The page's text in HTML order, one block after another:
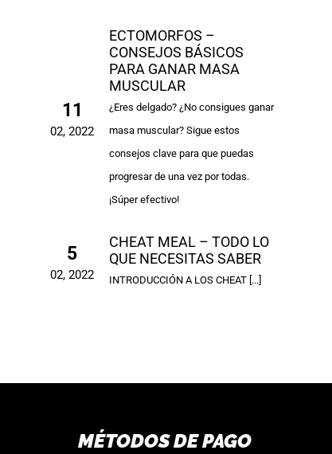
11
02, 2022
ECTOMORFOS –
CONSEJOS BÁSICOS
PARA GANAR MASA
MUSCULAR
¿Eres delgado? ¿No consigues ganar
masa muscular? Sigue estos
consejos clave para que puedas
progresar de una vez por todas.
¡Súper efectivo!
5
02, 2022
CHEAT MEAL – TODO LO
QUE NECESITAS SABER
INTRODUCCIÓN A LOS CHEAT [...]
MÉTODOS DE PAGO